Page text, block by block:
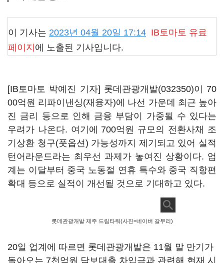
이 기사는 2023년 04월 20일 17:14 IB토마토 유료
페이지 에 노출된 기사입니다.
[IB토마토 박예진 기자] 롯데관광개발(032350)이 70
00억원 리파이낸싱(재융자)에 나선 가운데 최근 높아
진 금리 등으로 인해 금융 부담이 가중될 수 있다는
우려가 나온다. 여기에 700억원 규모의 전환사채 조
기상환 청구(풋옵션) 가능성까지 제기되고 있어 실적
턴어라운드라는 최우선 과제가 놓여진 상황이다. 업
계는 이달부터 중국 노동절 연휴 특수와 중국 직항편
확대 등으로 실적이 개선될 것으로 기대하고 있다.
롯데관광개발 제주 드림타워(사진=네이버 갈무리)
20일 업계에 따르면 롯데관광개발은 11월 말 만기가
돌아오는 7천억원 담보대출 차입금과 관련해 현재 시